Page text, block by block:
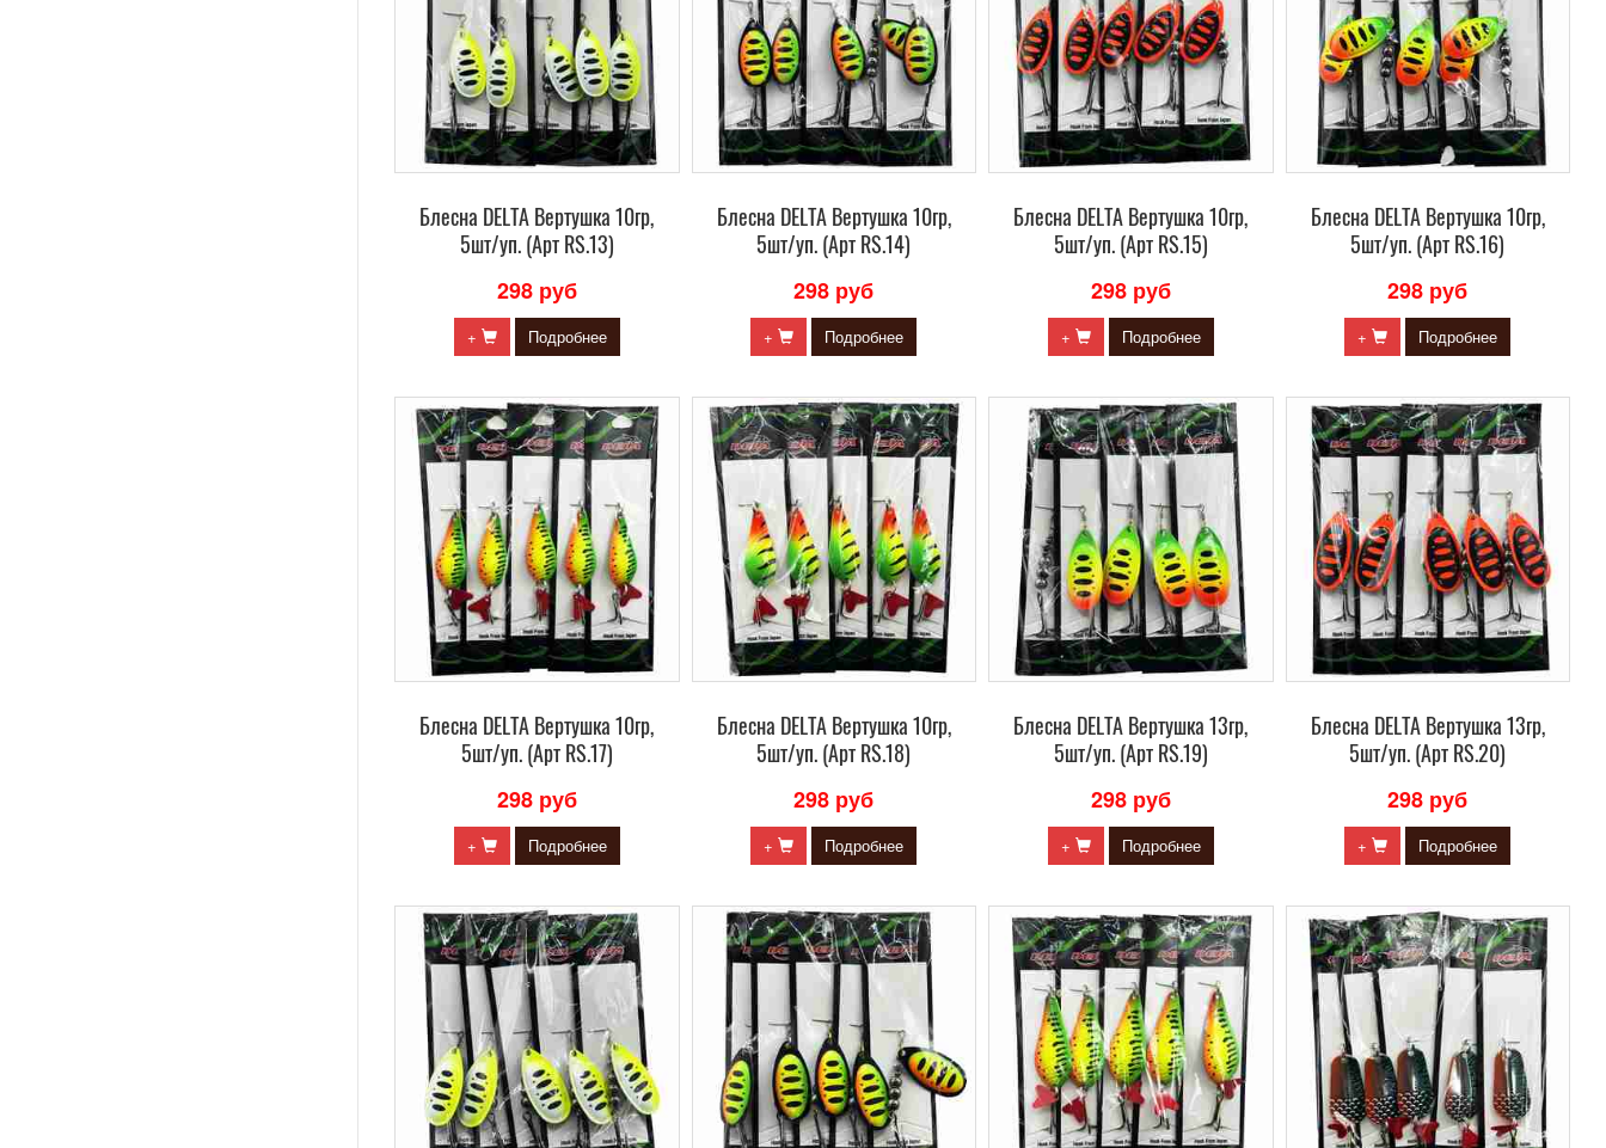
Блесна DELTA Вертушка 10гр,
5шт/уп. (Арт RS.13)
298 руб
+ Подробнее
Блесна DELTA Вертушка 10гр,
5шт/уп. (Арт RS.14)
298 руб
+ Подробнее
Блесна DELTA Вертушка 10гр,
5шт/уп. (Арт RS.15)
298 руб
+ Подробнее
Блесна DELTA Вертушка 10гр,
5шт/уп. (Арт RS.16)
298 руб
+ Подробнее
Блесна DELTA Вертушка 10гр,
5шт/уп. (Арт RS.17)
298 руб
+ Подробнее
Блесна DELTA Вертушка 10гр,
5шт/уп. (Арт RS.18)
298 руб
+ Подробнее
Блесна DELTA Вертушка 13гр,
5шт/уп. (Арт RS.19)
298 руб
+ Подробнее
Блесна DELTA Вертушка 13гр,
5шт/уп. (Арт RS.20)
298 руб
+ Подробнее